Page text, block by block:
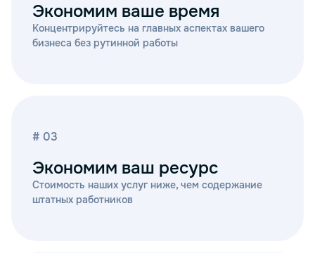
Экономим ваше время
Концентрируйтесь на главных аспектах вашего
бизнеса без рутинной работы
# 03
Экономим ваш ресурс
Стоимость наших услуг ниже, чем содержание
штатных работников